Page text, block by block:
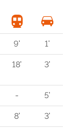
9' 1'
18' 3'
- 5'
8' 3'